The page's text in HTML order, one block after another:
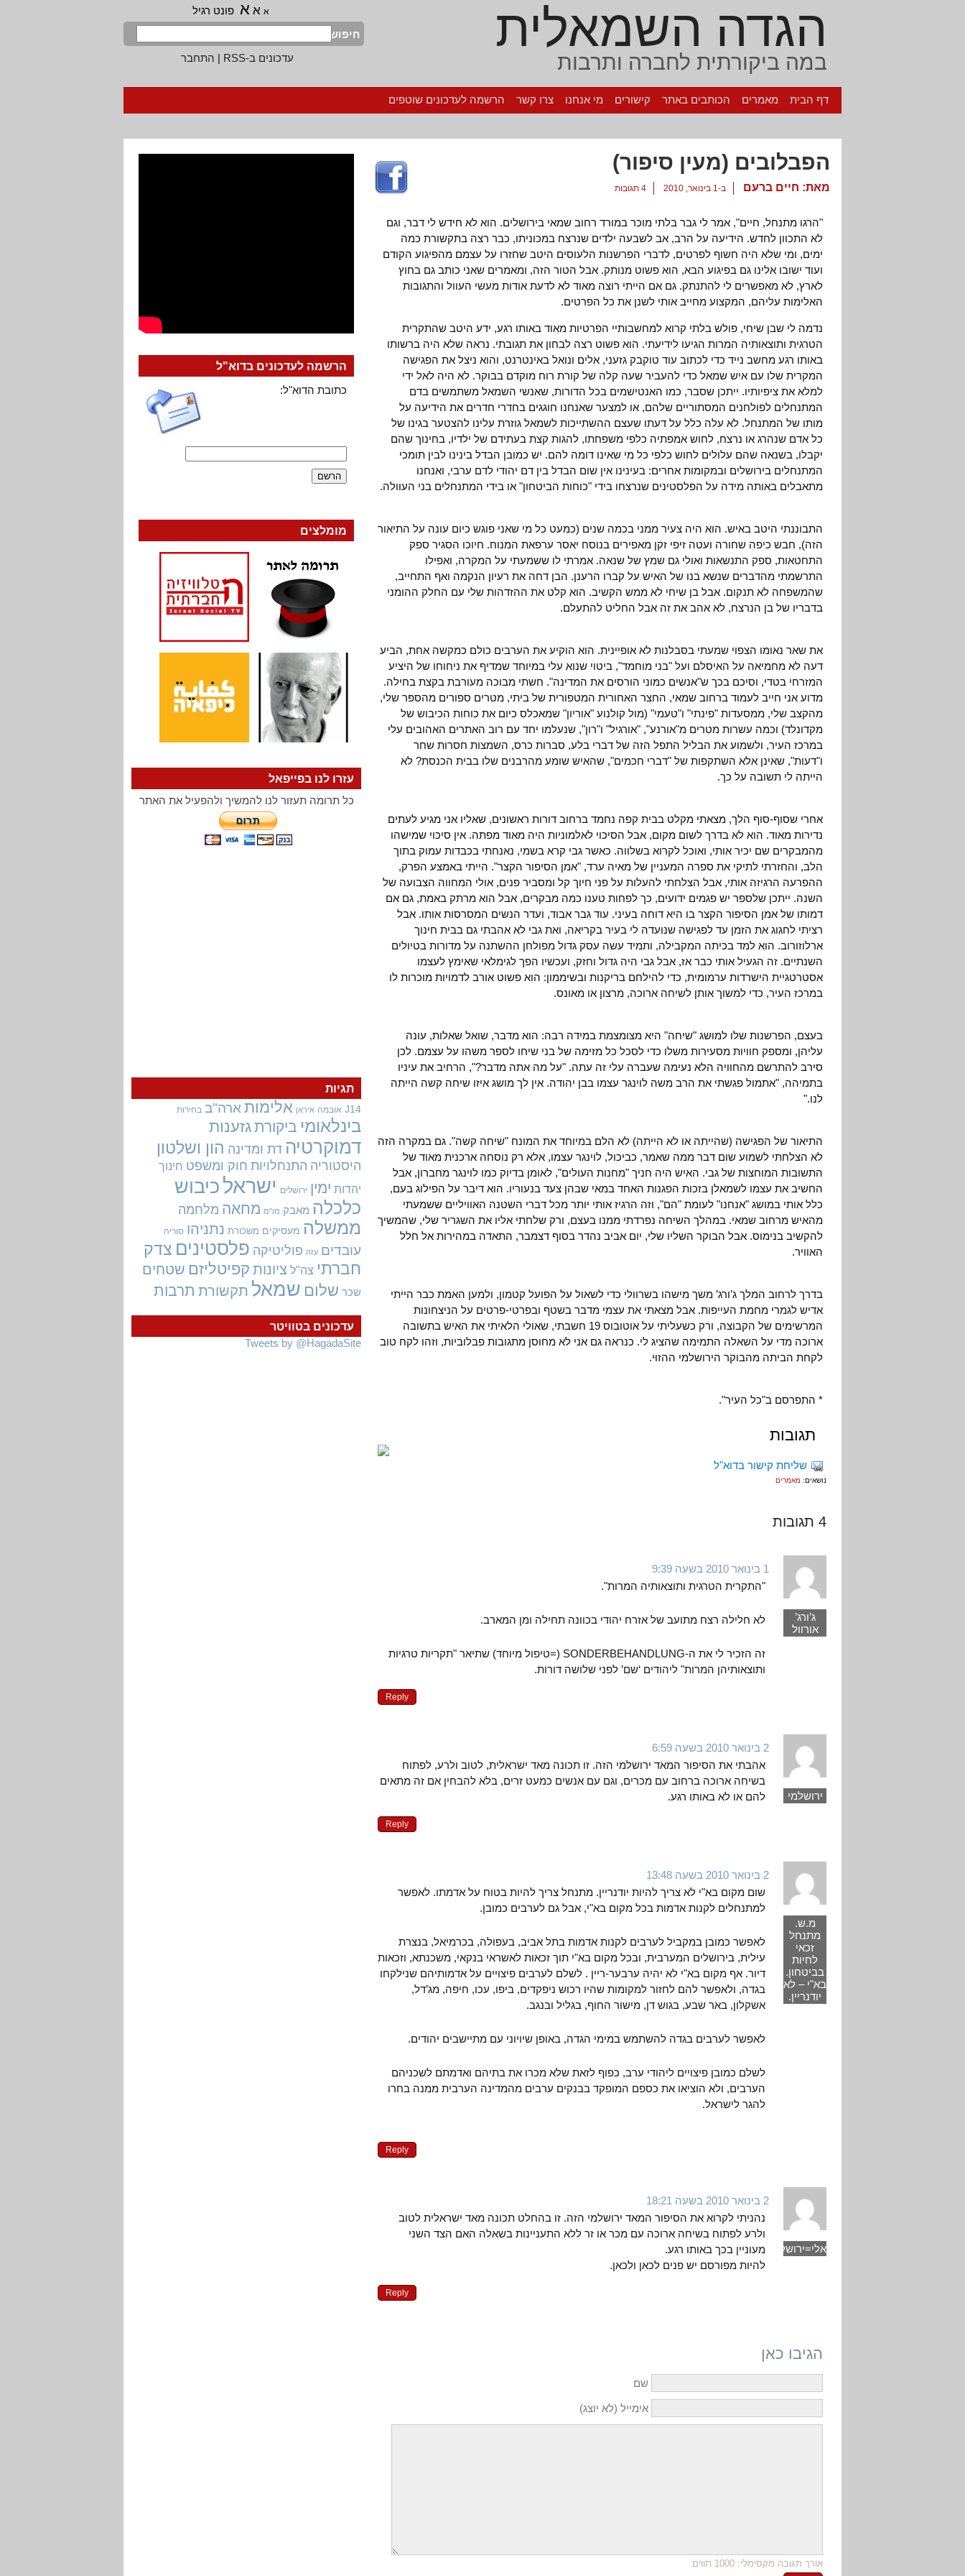
הגדה השמאלית
במה ביקורתית לחברה ותרבות
א א א פונט רגיל
חיפוש
עדכונים ב-RSS
| התחבר
דף הבית מאמרים הכותבים באתר קישורים מי אנחנו צרו קשר הרשמה לעדכונים שוטפים
הפבלובים (מעין סיפור)
מאת: חיים ברעם ב-1 בינואר, 2010 4 תגובות
"הרגו מתנחל, חיים", אמר לי גבר בלתי מוכר במורד רחוב שמאי בירושלים. הוא לא חידש לי דבר, וגם
לא התכוון לחדש. הידיעה על הרב, אב לשבעה ילדים שנרצח במכוניתו, כבר רצה בתקשורת כמה
ימים, ומי שלא היה חשוף לפרטים, לדברי הפרשנות הלעוסים היטב שחזרו על עצמם מהפיגוע הקודם
ועוד ישובו אלינו גם בפיגוע הבא, הוא פשוט מנותק. אבל הטור הזה, ומאמרים שאני כותב גם בחוץ
לארץ, לא מאפשרים לי להתנתק. גם אם הייתי רוצה מאוד לא לדעת אודות מעשי העוול והתגובות
האלימות עליהם, המקצוע מחייב אותי לשנן את כל הפרטים.
נדמה לי שבן שיחי, פולש בלתי קרוא למחשבותיי הפרטיות מאוד באותו רגע, ידע היטב שהתקרית
הטרגית ותוצאותיה המרות הגיעו לידיעתי. הוא פשוט רצה לבחון את תגובתי. נראה שלא היה ברשותו
באותו רגע מחשב נייד כדי לכתוב עוד טוקבק גזעני, אלים ונואל באינטרנט, והוא ניצל את הפגישה
המקרית שלו עם איש שמאל כדי להעביר שעה קלה של קורת רוח מוקדם בבוקר. לא היה לאל ידי
למלא את ציפיותיו. ייתכן שסבר, כמו האנטישמים בכל הדורות, שאנשי השמאל משתמשים בדם
המתנחלים לפולחנים המסתוריים שלהם, או למצער שאנחנו חוגגים בחדרי חדרים את הידיעה על
מותו של המתנחל. לא עלה כלל על דעתו שעצם ההשתייכות לשמאל גוזרת עלינו להצטער בגינו של
כל אדם שנהרג או נרצח, לחוש אמפתיה כלפי משפחתו, להגות קצת בעתידם של ילדיו, בחינוך שהם
יקבלו, בשנאה שהם עלולים לחוש כלפי כל מי שאינו דומה להם. יש כמובן הבדל בינינו לבין תומכי
המתנחלים בירושלים ובמקומות אחרים: בעינינו אין שום הבדל בין דם יהודי לדם ערבי, ואנחנו
מתאבלים באותה מידה על הפלסטינים שנרצחו בידי "כוחות הביטחון" או בידי המתנחלים בני העוולה.
התבוננתי היטב באיש. הוא היה צעיר ממני בכמה שנים (כמעט כל מי שאני פוגש כיום עונה על התיאור
הזה), חבש כיפה שחורה ועטה זיפי זקן מאפירים בנוסח יאסר ערפאת המנוח. חיוכו הסגיר ספק
התחטאות, ספק התנשאות ואולי גם שמץ של שנאה. אמרתי לו ששמעתי על המקרה, ואפילו
התרשמתי מהדברים שנשא בנו של האיש על קברו הרענן. הבן דחה את רעיון הנקמה ואף התחייב,
שהמשפחה לא תנקום. אבל בן שיחי לא ממש הקשיב. הוא קלט את ההזדהות שלי עם החלק ההומני
בדבריו של בן הנרצח, לא אהב את זה אבל החליט להתעלם.
את שאר נאומו הצפוי שמעתי בסבלנות לא אופיינית. הוא הוקיע את הערבים כולם כמקשה אחת, הביע
דעה לא מחמיאה על האיסלם ועל "בני מוחמד", ביטוי שנוא עלי במיוחד שמדיף את ניחוחו של היציע
המזרחי בטדי, וסיכם בכך ש"אנשים כמוני הורסים את המדינה". חשתי מבוכה מעורבת בקצת בחילה.
מדוע אני חייב לעמוד ברחוב שמאי, החצר האחורית המטפורית של ביתי, מטרים ספורים מהספּר שלי,
מהקצב שלי, ממסעדות "פינתי" ו"טעמי" (מול קולנוע "אוריון" שמאכלס כיום את כוחות הכיבוש של
מקדונלד) וכמה עשרות מטרים מ"אורנע", "אורגיל" ו"רון", שנעלמו יחד עם רוב האתרים האהובים עלי
במרכז העיר, ולשמוע את הבליל התפל הזה של דברי בלע, סברות כרס, השמצות חסרות שחר
ו"דעות", שאינן אלא השתקפות של "דברי חכמים", שהאיש שומע מהרבנים שלו בבית הכנסת? לא
הייתה לי תשובה על כך.
אחרי שסוף-סוף הלך, מצאתי מקלט בבית קפה נחמד ברחוב דורות ראשונים, שאליו אני מגיע לעתים
נדירות מאוד. הוא לא בדרך לשום מקום, אבל הסיכוי לאלמוניות היה מאוד מפתה. אין סיכוי שמישהו
מהמבקרים שם יכיר אותי, ואוכל לקרוא בשלווה. כאשר גבי קרא בשמי, נאנחתי בכבדות עמוק בתוך
הלב, והחזרתי לתיקי את ספרה המעניין של מאיה ערד, "אמן הסיפור הקצר". הייתי באמצע הפרק,
ההפרעה הרגיזה אותי, אבל הצלחתי להעלות על פני חיוך קל ומסביר פנים, אולי המחווה הצבועה של
השנה. ייתכן שלספר יש פגמים ידועים, כך לפחות טענו כמה מבקרים, אבל הוא מרתק באמת, גם אם
דמותו של אמן הסיפור הקצר בו היא דוחה בעיני. עוד גבר אבוד, ועדר הנשים המסרסות אותו. אבל
רציתי לחגוג את הזמן עד לפגישה שנועדה לי בעיר בקריאה, ואת גבי לא אהבתי גם בבית חינוך
ארלוזורוב. הוא למד בכיתה המקבילה, ותמיד עשה עסק גדול מפולחן ההשתנה על מדורות בטיולים
השנתיים. זה הגעיל אותי כבר אז, אבל גבי היה גדול וחזק, ועכשיו הפך לגימלאי שאימץ לעצמו
אסטרטגיית הישרדות ערמומית, כדי להילחם בריקנות ובשיממון: הוא פשוט אורב לדמויות מוכרות לו
במרכז העיר, כדי למשוך אותן לשיחה ארוכה, מרצון או מאונס.
בעצם, הפרשנות שלו למושג "שיחה" היא מצומצמת במידה רבה: הוא מדבר, שואל שאלות, עונה
עליהן, ומספק חוויות מסעירות משלו כדי לסכל כל מזימה של בני שיחו לספר משהו על עצמם. לכן
סירב להתרשם מהחוויה הלא נעימה שעברה עלי זה עתה. "על מה אתה מדבר?", הרחיב את עיניו
בתמיהה, "אתמול פגשתי את הרב משה לוינגר עצמו בבן יהודה. אין לך מושג איזו שיחה קשה הייתה
לנו."
התיאור של הפגישה (שהייתה או לא הייתה) לא הלם במיוחד את המונח "שיחה קשה". גם במקרה הזה
לא הצלחתי לשמוע שום דבר ממה שאמר, כביכול, לוינגר עצמו, אלא רק נוסחה ארכנית מאוד של
התשובות המוחצות של גבי. האיש היה חניך "מחנות העולים", לאומן בדיוק כמו לוינגר מחברון, אבל
החשיב את עצמו לשמאלן בזכות הפגנות האחד במאי שבהן צעד בנעוריו. הוא דיבר על הפילוג בעם,
כלל אותי במושג "אנחנו" לעומת "הם", וזה הרגיז אותי יותר מכל דברי השטנה האוויליים ששמעתי
מהאיש מרחוב שמאי. במהלך השיחה נפרדתי ממנו בעצם, ורק שלחתי אליו את השגריר שלי, שהמשיך
להקשיב בנימוס. אבל הבוקר השליו שלי, יום אביב נהדר בסוף דצמבר, התאדה במהירות אל חלל
האוויר.
בדרך לרחוב המלך ג’ורג’ משך מישהו בשרוולי כדי לשאול על הפועל קטמון, ולמען האמת כבר הייתי
אדיש לגמרי מחמת העייפות. אבל מצאתי את עצמי מדבר בשטף ובפרטי-פרטים על הניצחונות
המרשימים של הקבוצה, ורק כשעליתי על אוטובוס 19 חשבתי, שאולי הלאיתי את האיש בתשובה
ארוכה מדי על השאלה התמימה שהציג לי. כנראה גם אני לא מחוסן מתגובות פבלוביות, וזהו לקח טוב
לקחת הביתה מהבוקר הירושלמי ההזוּי.
* התפרסם ב"כל העיר".
תגובות
שליחת קישור בדוא"ל
נושאים: מאמרים
4 תגובות
ג’ורג’
אורוול
1 בינואר 2010 בשעה 9:39
"התקרית הטרגית ותוצאותיה המרות".
לא חלילה רצח מתועב של אזרח יהודי בכוונה תחילה ומן המארב.
זה הזכיר לי את ה-SONDERBEHANDLUNG (=טיפול מיוחד) שתיאר "תקריות טרגיות
ותוצאותיהן המרות" ליהודים ‘שם’ לפני שלושה דורות.
Reply
ירושלמי
2 בינואר 2010 בשעה 6:59
אהבתי את הסיפור המאד ירושלמי הזה. זו תכונה מאד ישראלית, לטוב ולרע, לפתוח
בשיחה ארוכה ברחוב עם מכרים, וגם עם אנשים כמעט זרים, בלא להבחין אם זה מתאים
להם או לא באותו רגע.
Reply
מ.ש.
מתנחל
זכאי
לחיות
בביטחון.
בא"י – לא
יודנריין.
2 בינואר 2010 בשעה 13:48
שום מקום בא"י לא צריך להיות יודנריין. מתנחל צריך להיות בטוח על אדמתו. לאפשר
למתנחלים לקנות אדמות בכל מקום בא"י, אבל גם לערבים כמובן.
לאפשר כמובן במקביל לערבים לקנות אדמות בתל אביב, בעפולה, בכרמיאל, בנצרת
עילית, בירושלים המערבית, ובכל מקום בא"י תוך זכאות לאשראי בנקאי, משכנתא, וזכאות
דיור. אף מקום בא"י לא יהיה ערבער-ריין . לשלם לערבים פיצויים על אדמותיהם שנילקחו
בגדה, ולאפשר להם לחזור למקומות שהיו רכוש ניפקדים, ביפו, עכו, חיפה, מג’דל,
אשקלון, באר שבע, בגוש דן, מישור החוף, בגליל ובנגב.
לאפשר לערבים בגדה להשתמש במימי הגדה, באופן שיויוני עם מתיישבים יהודים.
לשלם כמובן פיצויים ליהודי ערב, כפוף לזאת שלא מכרו את בתיהם ואדמתם לשכניהם
הערבים, ולא הוציאו את כספם המופקד בבנקים ערבים מהמדינה הערבית ממנה בחרו
להגר לישראל.
Reply
אלי=ירושלמי
2 בינואר 2010 בשעה 18:21
נהניתי לקרוא את הסיפור המאד ירושלמי הזה. זו בהחלט תכונה מאד ישראלית לטוב
ולרע לפתוח בשיחה ארוכה עם מכר או זר ללא התעניינות בשאלה האם הצד השני
מעוניין בכך באותו רגע.
להיות מפורסם יש פנים לכאן ולכאן.
Reply
הגיבו כאן
שם
אימייל (לא יוצג)
אורך תגובה מקסימלי: 1000 תווים
הרשמה לעדכונים בדוא"ל
כתובת הדוא"ל:
מומלצים
עזרו לנו בפייפאל
כל תרומה תעזור לנו להמשיך ולהפעיל את האתר
עדכונים בטוויטר
Tweets by @HagadaSite
תגיות
J14 אובמה איראן אלימות ארה"ב בחירות
בינלאומי ביקורתגזענות
דמוקרטיה דת ומדינה הון ושלטון
היסטוריה התנחלויות חוק ומשפט חינוך
יהדות ימין ירושלים ישראל כיבוש
כלכלה מאבק מו"מ מחאה מלחמה
ממשלה מעסיקים משכורת נתניהו סוריה
עובדים עזה פוליטיקה פלסטינים צדק
חברתי צה"ל ציונות קפיטליזם שטחים
שכר שלום שמאל תקשורת תרבות